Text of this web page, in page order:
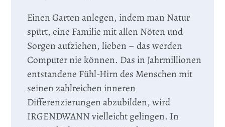
Einen Garten anlegen, indem man Natur
spürt, eine Familie mit allen Nöten und
Sorgen aufziehen, lieben – das werden
Computer nie können. Das in Jahrmillionen
entstandene Fühl-Hirn des Menschen mit
seinen zahlreichen inneren
Differenzierungen abzubilden, wird
IRGENDWANN vielleicht gelingen. In